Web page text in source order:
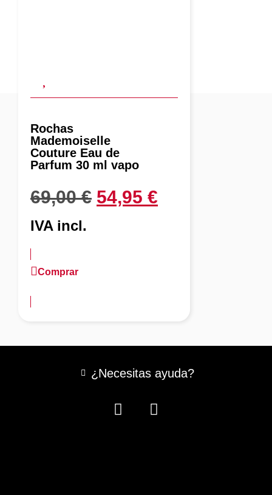
Rochas
Mademoiselle
Couture Eau de
Parfum 30 ml vapo
69,00€ 54,95 €
IVA incl.
Comprar
¿Necesitas ayuda?